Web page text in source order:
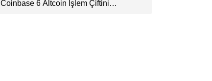
Coinbase 6 Altcoin İşlem Çiftini